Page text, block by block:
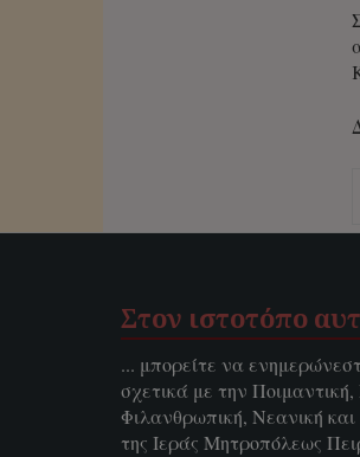
Στον ιστοτόπο
... μπορείτε να
σχετικά με την Ποιμαντική,
Φιλανθρωπική, Νεανική
της Ιεράς Μητροπόλεως